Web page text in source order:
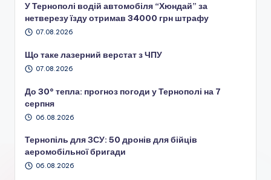
У Тернополі водій автомобіля “Хюндай” за
нетверезу їзду отримав 34000 грн штрафу
07.08.2026
Що таке лазерний верстат з ЧПУ
07.08.2026
До 30° тепла: прогноз погоди у Тернополі на 7
серпня
06.08.2026
Тернопіль для ЗСУ: 50 дронів для бійців
аеромобільної бригади
06.08.2026